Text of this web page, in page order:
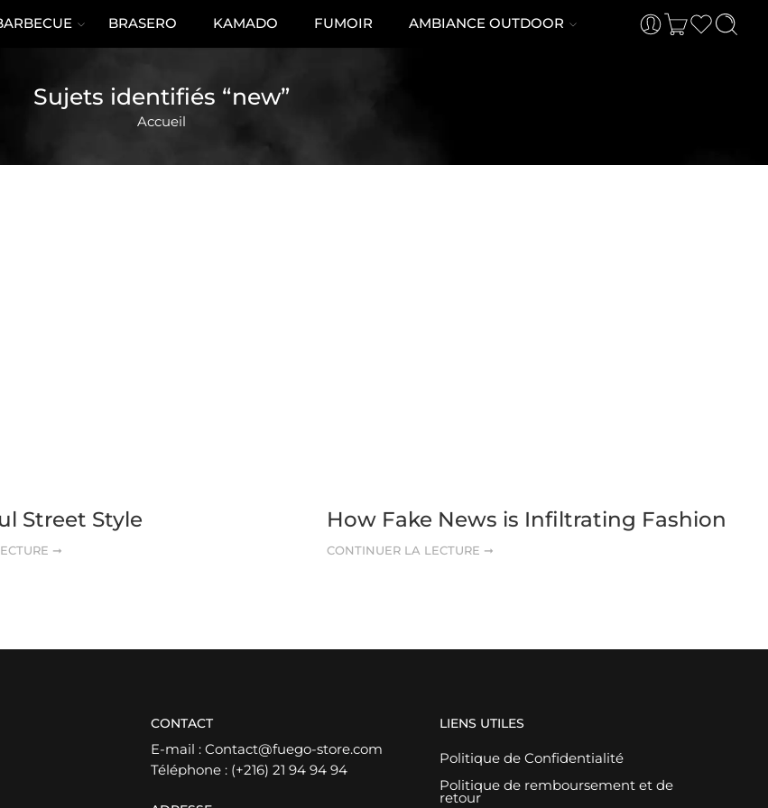
BRASERO KAMADO FUMOIR AMBIANCE OUTDOOR
Sujets identifiés “new”
Accueil
Street Style
➞
How Fake News is Infiltrating Fashion
CONTINUER LA LECTURE ➞
CONTACT
E-mail : Contact@fuego-store.com
Téléphone : (+216) 21 94 94 94
LIENS UTILES
Politique de Confidentialité
Politique de remboursement et de
retour